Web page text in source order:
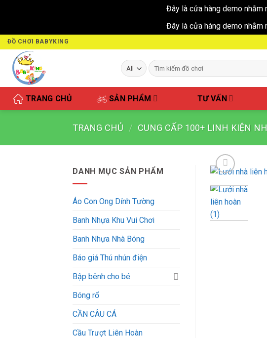
Đây là cửa hàng demo nhằm
Đây là cửa hàng demo nhằm
Skip
to
content
ĐỒ CHƠI BABYKING
Tìm
kiếm:
TRANG CHỦ SẢN PHẨM TƯ VẤN
TRANG CHỦ / CUNG CẤP 100+ LINH KIỆN
DANH MỤC SẢN PHẨM
Áo Con Ong Dính Tường
Banh Nhựa Khu Vui Chơi
Banh Nhựa Nhà Bóng
Báo giá Thú nhún điện
Bập bênh cho bé
Bóng rổ
CẦN CÂU CÁ
Cầu Trượt Liên Hoàn